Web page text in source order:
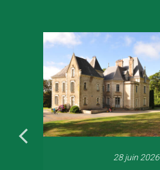
28 juin 2026